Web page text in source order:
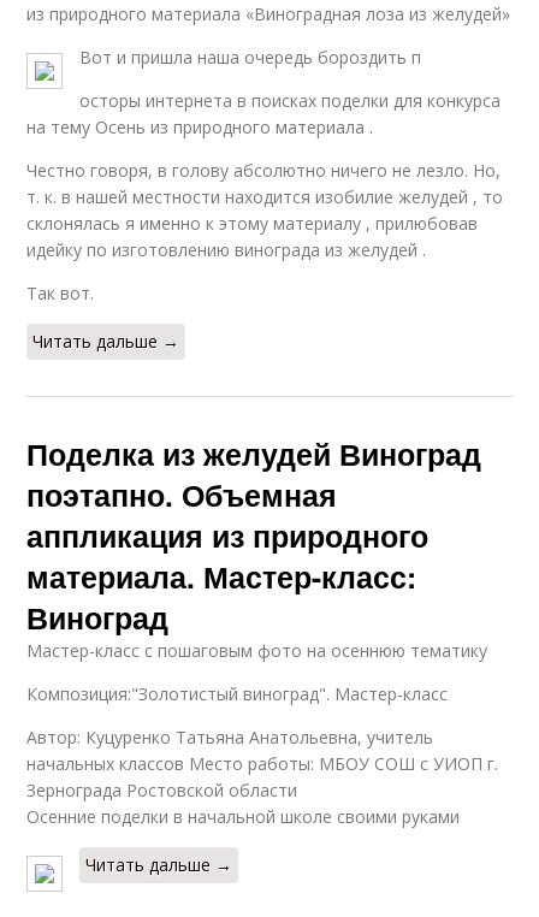
из природного материала «Виноградная лоза из желудей»
Вот и пришла наша очередь бороздить п
осторы интернета в поисках поделки для конкурса
на тему Осень из природного материала .
Честно говоря, в голову абсолютно ничего не лезло. Но,
т. к. в нашей местности находится изобилие желудей , то
склонялась я именно к этому материалу , прилюбовав
идейку по изготовлению винограда из желудей .
Так вот.
Читать дальше →
Поделка из желудей Виноград
поэтапно. Объемная
аппликация из природного
материала. Мастер-класс:
Виноград
Мастер-класс с пошаговым фото на осеннюю тематику
Композиция:"Золотистый виноград". Мастер-класс
Автор: Куцуренко Татьяна Анатольевна, учитель
начальных классов Место работы: МБОУ СОШ с УИОП г.
Зернограда Ростовской области
Осенние поделки в начальной школе своими руками
Читать дальше →